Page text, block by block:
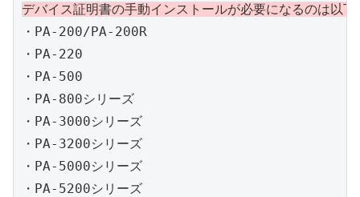
デバイス証明書の手動インストールが必要になるのは以下
・PA-200/PA-200R
・PA-220
・PA-500
・PA-800シリーズ
・PA-3000シリーズ
・PA-3200シリーズ
・PA-5000シリーズ
・PA-5200シリーズ